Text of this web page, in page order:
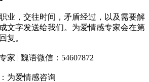
，交往时间，矛盾经过，以及需要解
成文字发送给我们。为爱情感专家会在第
复。
| 魏语微信：54607872
爱情感咨询